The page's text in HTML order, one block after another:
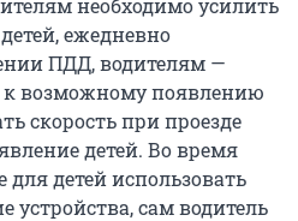
необходимо усилить
ежедневно
ПДД, водителям —
возможному появлению
скорость при проезде
детей. Во время
для детей использовать
сам водитель